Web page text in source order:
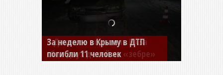
В Джанкое водитель ВАЗа
сбил двух детей на «зебре»